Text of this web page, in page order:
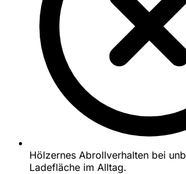
Hölzernes Abrollverhalten bei
Ladefläche im Alltag.